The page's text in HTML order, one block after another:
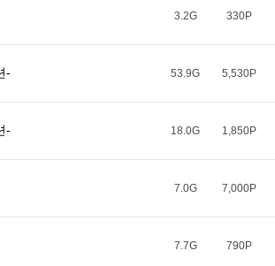
3.2G 330P
- 53.9G 5,530P
- 18.0G 1,850P
7.0G 7,000P
7.7G 790P